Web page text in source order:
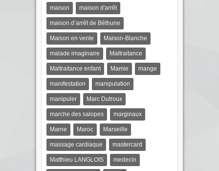
maison maison d'arrêt
maison d’arrêt de Béthune
Maison en vente Maison-Blanche
malade imaginaire Maltraitance
Maltraitance enfant Mamie mange
manifestation manipulation
manipuler Marc Dutroux
marche des salopes marginaux
Marne Maroc Marseille
massage cardiaque mastercard
Matthieu LANGLOIS medecin